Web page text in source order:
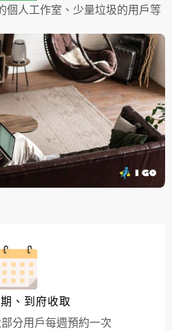
個人工作室、少量垃圾的用戶等
、到府收取
分用戶每週預約一次